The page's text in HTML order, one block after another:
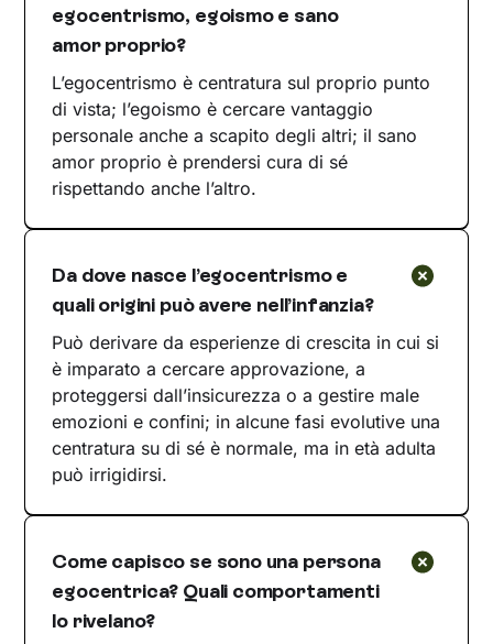
egocentrismo, egoismo e sano
amor proprio?
L’egocentrismo è centratura sul proprio punto
di vista; l’egoismo è cercare vantaggio
personale anche a scapito degli altri; il sano
amor proprio è prendersi cura di sé
rispettando anche l’altro.
Da dove nasce l’egocentrismo e
quali origini può avere nell’infanzia?
Può derivare da esperienze di crescita in cui si
è imparato a cercare approvazione, a
proteggersi dall’insicurezza o a gestire male
emozioni e confini; in alcune fasi evolutive una
centratura su di sé è normale, ma in età adulta
può irrigidirsi.
Come capisco se sono una persona
egocentrica? Quali comportamenti
lo rivelano?